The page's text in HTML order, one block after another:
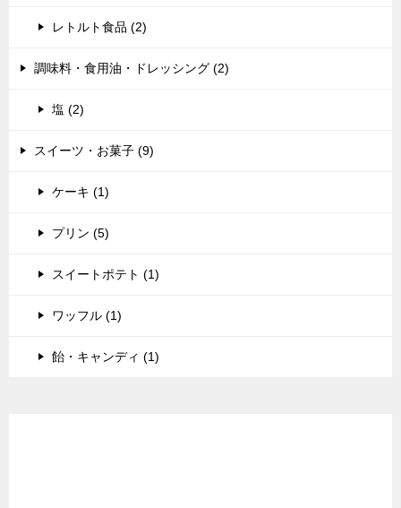
レトルト食品 (2)
調味料・食用油・ドレッシング (2)
塩 (2)
スイーツ・お菓子 (9)
ケーキ (1)
プリン (5)
スイートポテト (1)
ワッフル (1)
飴・キャンディ (1)